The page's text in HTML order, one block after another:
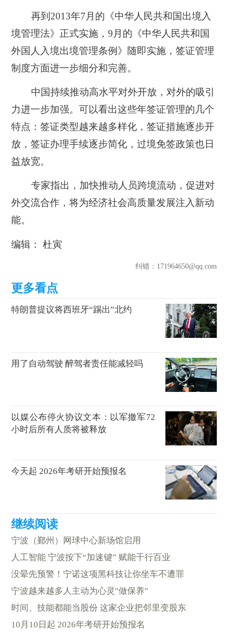
再到2013年7月的《中华人民共和国出境入
境管理法》正式实施，9月的《中华人民共和国
外国人入境出境管理条例》随即实施，签证管理
制度方面进一步细分和完善。
中国持续推动高水平对外开放，对外的吸引
力进一步加强。可以看出这些年签证管理的几个
特点：签证类型越来越多样化，签证措施逐步开
放，签证办理手续逐步简化，过境免签政策也日
益放宽。
专家指出，加快推动人员跨境流动，促进对
外交流合作，将为经济社会高质量发展注入新动
能。
编辑： 杜寅
纠错：171964650@qq.com
特朗普提议将西班牙“踢出”北约
用了自动驾驶 醉驾者责任能减轻吗
以媒公布停火协议文本：以军撤军72
小时后所有人质将被释放
今天起 2026年考研开始预报名
宁波（鄞州）网球中心新场馆启用
人工智能 宁波按下“加速键” 赋能千行百业
没晕先预警！宁诺这项黑科技让你坐车不遭罪
宁波越来越多人主动为心灵"做保养"
时间、技能都能当股份 这家企业把邻里变股东
10月10日起 2026年考研开始预报名